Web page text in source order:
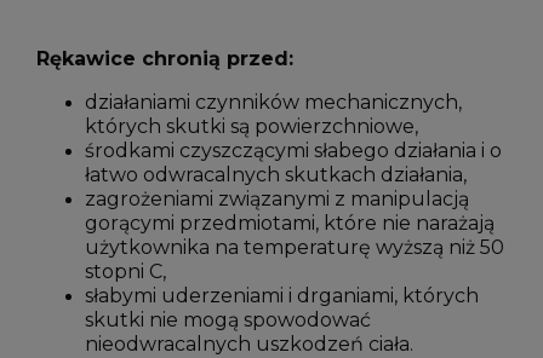
Rękawice chronią przed:
działaniami czynników mechanicznych,
których skutki są powierzchniowe,
środkami czyszczącymi słabego działania i o
łatwo odwracalnych skutkach działania,
zagrożeniami związanymi z manipulacją
gorącymi przedmiotami, które nie narażają
użytkownika na temperaturę wyższą niż 50
stopni C,
słabymi uderzeniami i drganiami, których
skutki nie mogą spowodować
nieodwracalnych uszkodzeń ciała.